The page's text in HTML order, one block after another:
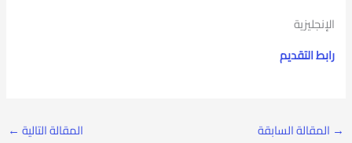
الإنجليزية
رابط التقديم
→ المقالة السابقة المقالة التالية ←